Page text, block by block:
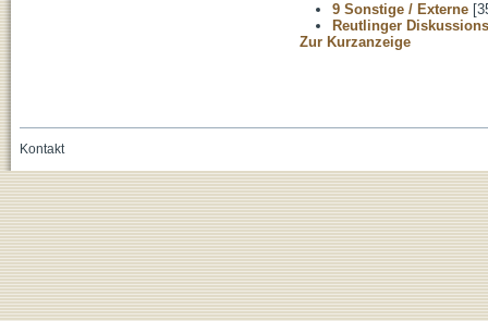
9 Sonstige / Externe
Reutlinger
Zur Kurzanzeige
Kontakt